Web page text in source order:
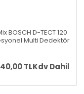
BOSCH D-TECT 120
Multi Dedektör
TLKdv Dahil